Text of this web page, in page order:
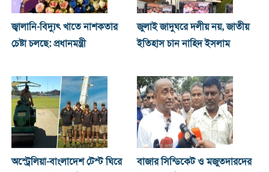
জ্বালানি-বিদ্যুৎ খাতে নাশকতার
চেষ্টা চলছে: প্রধানমন্ত্রী
জুলাই জাদুঘরে দলীয় নয়, জাতীয়
ইতিহাস চান নাহিদ ইসলাম
অস্ট্রেলিয়া-বাংলাদেশ টেস্ট ঘিরে
বাজার সিন্ডিকেট ও মজুতদারদের